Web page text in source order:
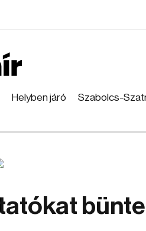
Helyben járó Szabolcs-